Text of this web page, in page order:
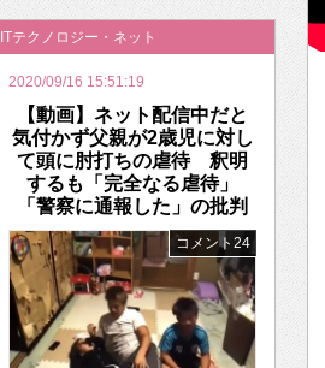
ITテクノロジー・ネット
2020/09/16 15:51:19
【動画】ネット配信中だと
気付かず父親が2歳児に対し
て頭に肘打ちの虐待 釈明
するも「完全なる虐待」
「警察に通報した」の批判
コメント24